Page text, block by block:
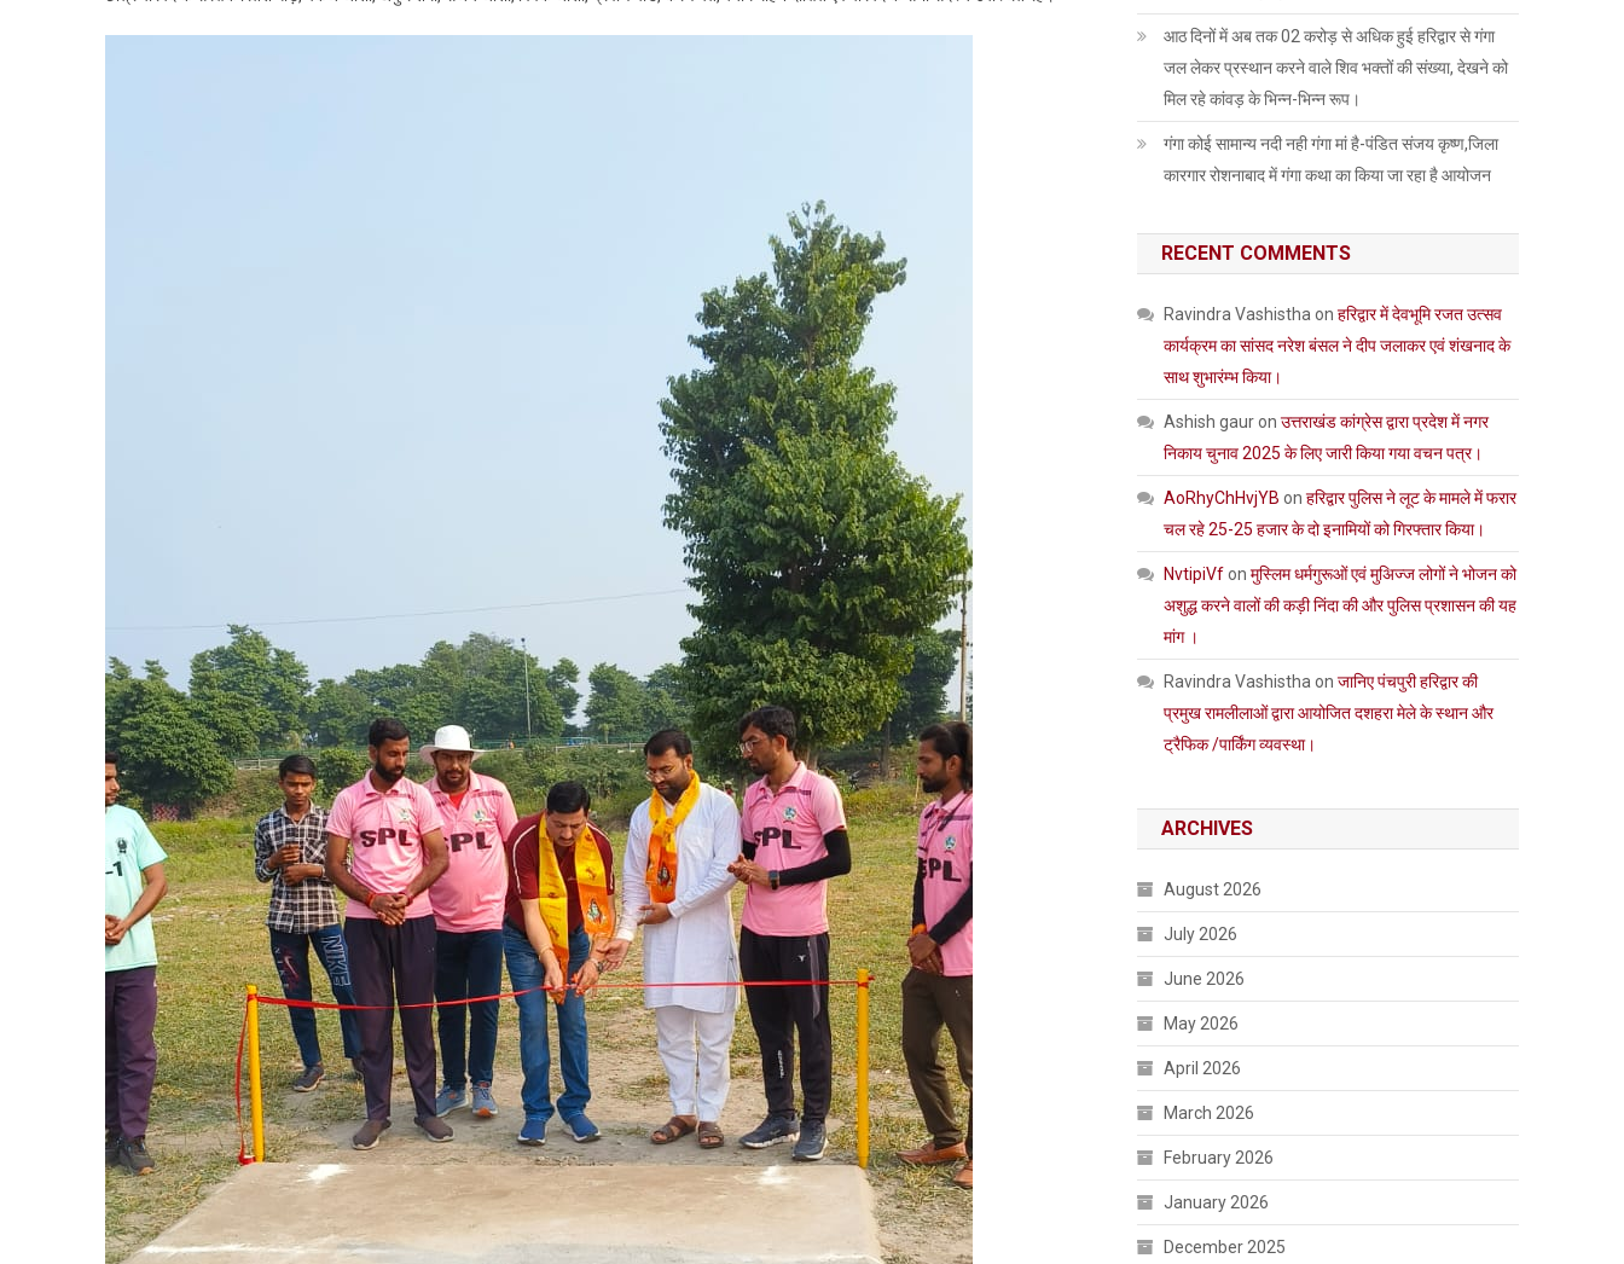
आठ दिनों में अब तक 02 करोड़ से अधिक हुई हरिद्वार से गंगा
जल लेकर प्रस्थान करने वाले शिव भक्तों की संख्या, देखने को
मिल रहे कांवड़ के भिन्न-भिन्न रूप।
गंगा कोई सामान्य नदी नही गंगा मां है-पंडित संजय कृष्ण,जिला
कारगार रोशनाबाद में गंगा कथा का किया जा रहा है आयोजन
RECENT COMMENTS
Ravindra Vashistha onहरिद्वार में देवभूमि रजत उत्सव
कार्यक्रम का सांसद नरेश बंसल ने दीप जलाकर एवं शंखनाद के
साथ शुभारंम्भ किया।
Ashish gauronउत्तराखंड कांग्रेस द्वारा प्रदेश में नगर
निकाय चुनाव 2025 के लिए जारी किया गया वचन पत्र।
AoRhyChHvjYB onहरिद्वार पुलिस ने लूट के मामले में फरार
चल रहे 25-25 हजार के दो इनामियों को गिरफ्तार किया।
NvtipiVfonमुस्लिम धर्मगुरूओं एवं मुअिज्ज लोगों ने भोजन को
अशुद्ध करने वालों की कड़ी निंदा की और पुलिस प्रशासन की यह
मांग ।
Ravindra Vashistha onजानिए पंचपुरी हरिद्वार की
प्रमुख रामलीलाओं द्वारा आयोजित दशहरा मेले के स्थान और
ट्रैफिक /पार्किंग व्यवस्था।
ARCHIVES
August 2026
July 2026
June 2026
May 2026
April 2026
March 2026
February 2026
January 2026
December 2025